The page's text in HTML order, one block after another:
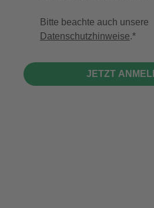
Bitte beachte auch unsere
Datenschutzhinweise.
JETZT